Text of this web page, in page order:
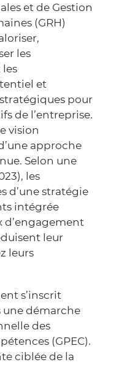
et de Gestion
(GRH)
les
et
pour
de l’entreprise.
vision
approche
Selon une
, les
d’une stratégie
intégrée
leur
leurs
s’inscrit
démarche
des
(GPEC).
ciblée de la